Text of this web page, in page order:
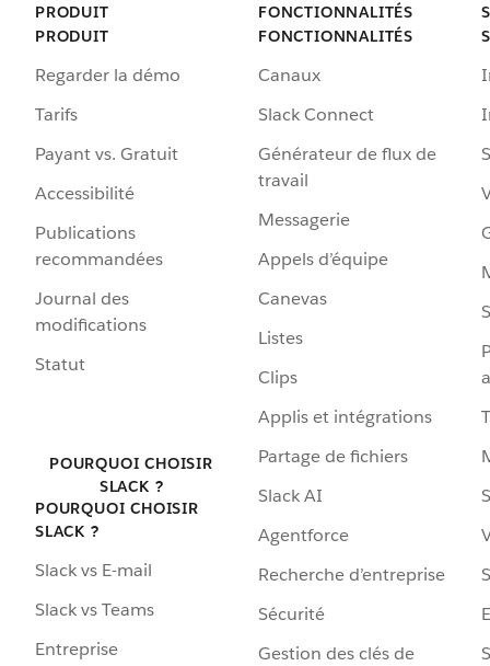
PRODUIT
PRODUIT
Regarder la démo
Tarifs
Payant vs. Gratuit
Accessibilité
Publications
recommandées
Journal des
modifications
Statut
POURQUOI CHOISIR
SLACK ?
POURQUOI CHOISIR
SLACK ?
Slack vs E-mail
Slack vs Teams
Entreprise
FONCTIONNALITÉS
FONCTIONNALITÉS
Canaux
Slack Connect
Générateur de flux de
travail
Messagerie
Appels d’équipe
Canevas
Listes
Clips
Applis et intégrations
Partage de fichiers
Slack AI
Agentforce
Recherche d’entreprise
Sécurité
Gestion des clés de